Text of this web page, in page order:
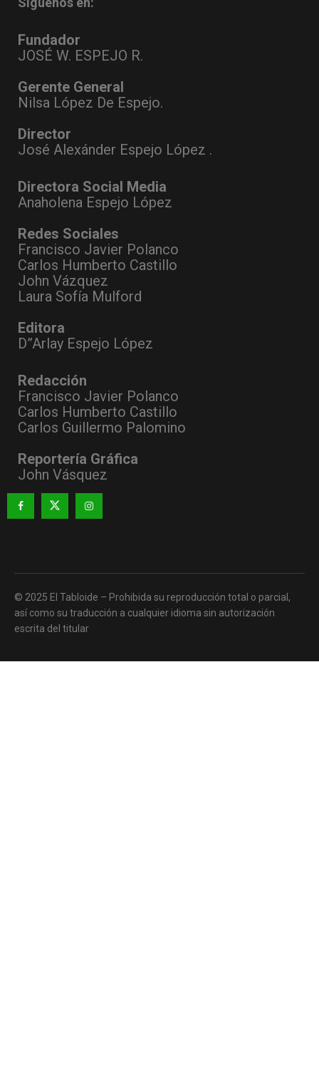
Fundador
JOSÉ W. ESPEJO R.
Gerente General
Nilsa López De Espejo.
Director
José Alexánder Espejo López .
Directora Social Media
Anaholena Espejo López
Redes Sociales
Francisco Javier Polanco
Carlos Humberto Castillo
John Vázquez
Laura Sofía Mulford
Editora
D”Arlay Espejo López
Redacción
Francisco Javier Polanco
Carlos Humberto Castillo
Carlos Guillermo Palomino
Reportería Gráfica
John Vásquez
© 2025 El Tabloide – Prohibida su reproducción total o parcial,
así como su traducción a cualquier idioma sin autorización
escrita del titular